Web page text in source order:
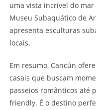
uma vista incrível do
Museu Subaquático de
apresenta esculturas
locais.
Em resumo, Cancún
casais que buscam
passeios românticos até
friendly. É o destino